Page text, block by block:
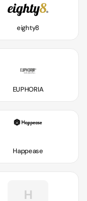
eighty8
EUPHORIA
Happease
H